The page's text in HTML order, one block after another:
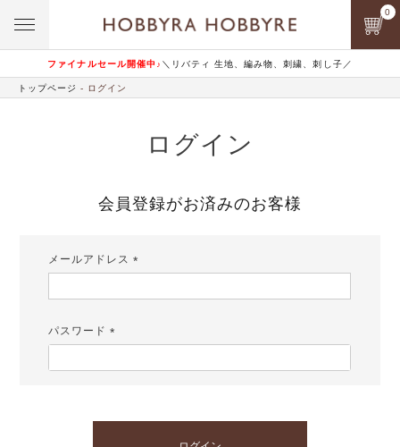
ファイナルセール開催中♪ ＼リバティ 生地、編み物、刺繍、刺し子／
0
トップページ ログイン
ログイン
会員登録がお済みのお客様
メールアドレス
パスワード